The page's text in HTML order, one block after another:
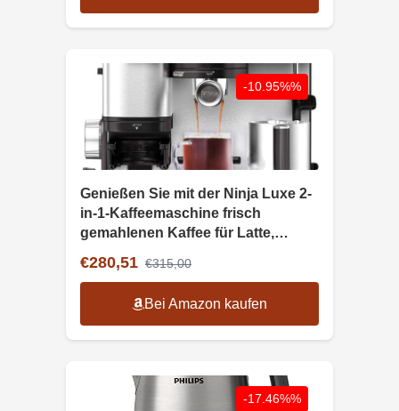
-10.95%%
Genießen Sie mit der Ninja Luxe 2-
in-1-Kaffeemaschine frisch
gemahlenen Kaffee für Latte,
einfach, schnell und stilvoll!
€280,51 €315,00
Bei Amazon kaufen
-17.46%%